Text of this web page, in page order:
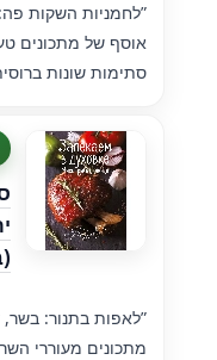
”לחמניות השקות
אוסף של מתכונים
סתימות שונות
”לאפות בתנור:
מתכונים מעוררי